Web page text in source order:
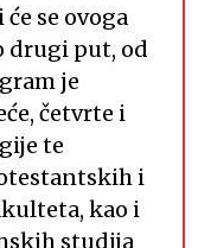
se ovoga
drugi put, od
je
četvrte i
te
i
kao i
studija